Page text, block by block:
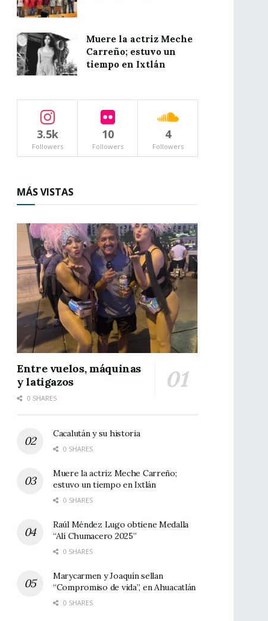
Muere la actriz Meche
Carreño; estuvo un
tiempo en Ixtlán
3.5k
Followers
10
Followers
4
Followers
MÁS VISTAS
Entre vuelos, máquinas
y latigazos
0 SHARES
Cacalután y su historia
0 SHARES
Muere la actriz Meche Carreño;
estuvo un tiempo en Ixtlán
0 SHARES
Raúl Méndez Lugo obtiene Medalla
“Alí Chumacero 2025”
0 SHARES
Marycarmen y Joaquín sellan
“Compromiso de vida”, en Ahuacatlán
0 SHARES